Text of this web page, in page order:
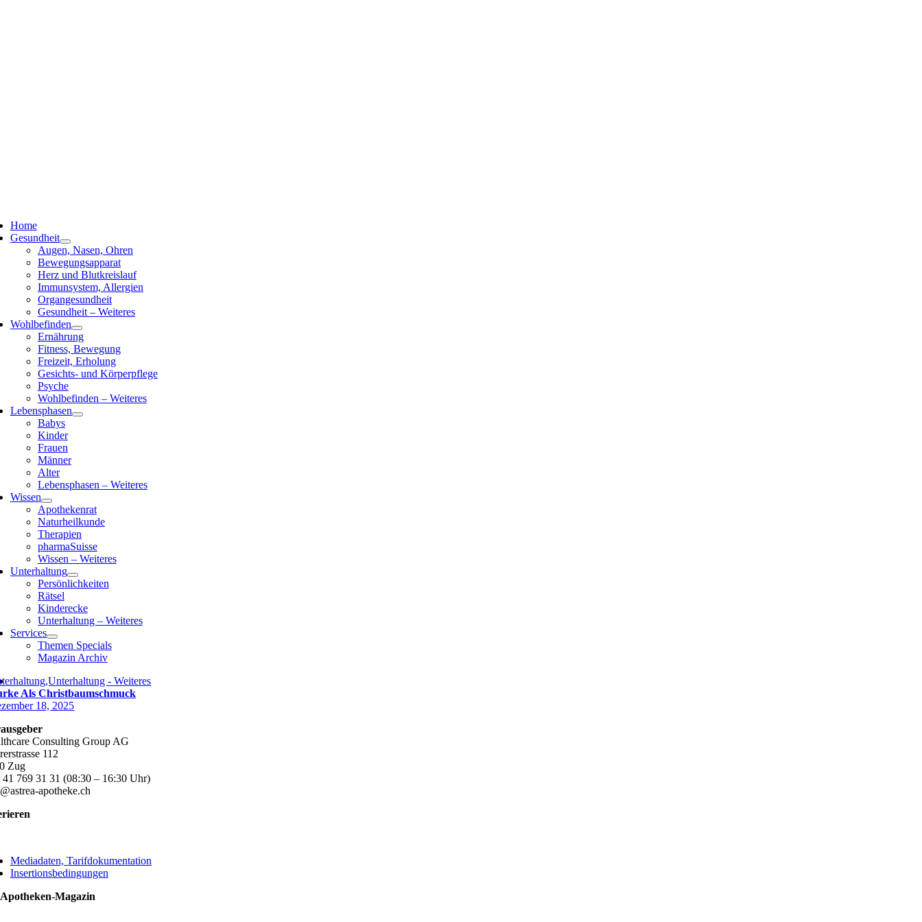
Home
Gesundheit
Augen, Nasen, Ohren
Bewegungsapparat
Herz und Blutkreislauf
Immunsystem, Allergien
Organgesundheit
Gesundheit – Weiteres
Wohlbefinden
Ernährung
Fitness, Bewegung
Freizeit, Erholung
Gesichts- und Körperpflege
Psyche
Wohlbefinden – Weiteres
Lebensphasen
Babys
Kinder
Frauen
Männer
Alter
Lebensphasen – Weiteres
Wissen
Apothekenrat
Naturheilkunde
Therapien
pharmaSuisse
Wissen – Weiteres
Unterhaltung
Persönlichkeiten
Rätsel
Kinderecke
Unterhaltung – Weiteres
Services
Themen Specials
Magazin Archiv
- Weiteres
Als Christbaumschmuck
18, 2025
Consulting Group AG
112
Zug
41 769 31 31 (08:30 – 16:30 Uhr)
apotheke.ch
Mediadaten, Tarifdokumentation
Insertionsbedingungen
Magazin